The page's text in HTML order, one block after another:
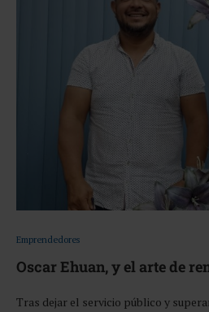
Emprendedores
Oscar Ehuan, y el arte de
Tras dejar el servicio público y